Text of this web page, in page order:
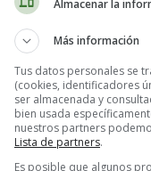
diferentes
y texturas que
trucos para lograr el
y
Almacenar la
Más información
Tus datos personales se
(cookies, identificadores
ser almacenada y
bien usada
nuestros partners
Lista de partners.
Es posible que algunos